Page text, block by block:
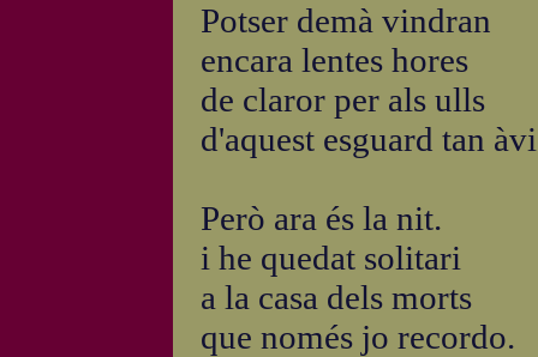
Potser demà vindran
encara lentes hores
de claror per als ulls
d'aquest esguard tan
Però ara és la nit.
i he quedat solitari
a la casa dels morts
que només jo recordo.